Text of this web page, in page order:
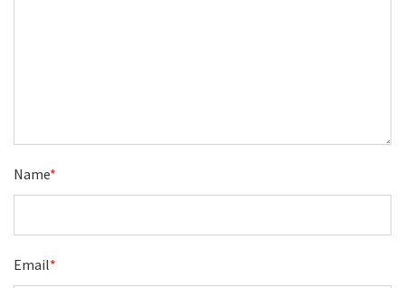
Name*
Email*